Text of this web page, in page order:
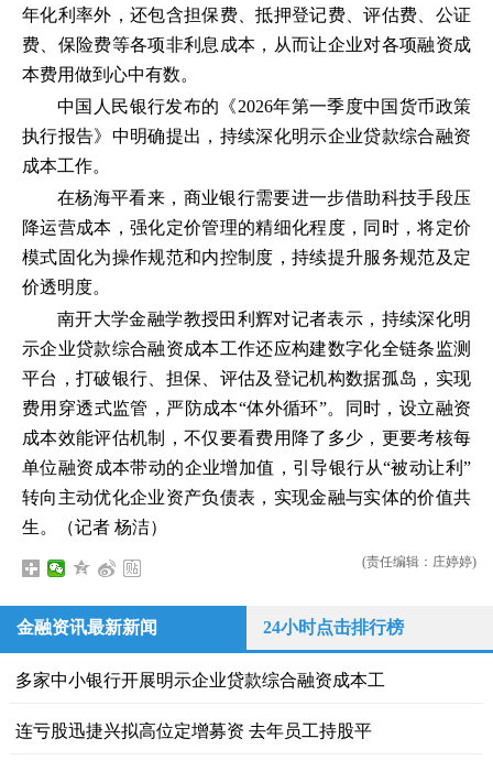
年化利率外，还包含担保费、抵押登记费、评估费、公证
费、保险费等各项非利息成本，从而让企业对各项融资成
本费用做到心中有数。
中国人民银行发布的《2026年第一季度中国货币政策
执行报告》中明确提出，持续深化明示企业贷款综合融资
成本工作。
在杨海平看来，商业银行需要进一步借助科技手段压
降运营成本，强化定价管理的精细化程度，同时，将定价
模式固化为操作规范和内控制度，持续提升服务规范及定
价透明度。
南开大学金融学教授田利辉对记者表示，持续深化明
示企业贷款综合融资成本工作还应构建数字化全链条监测
平台，打破银行、担保、评估及登记机构数据孤岛，实现
费用穿透式监管，严防成本“体外循环”。同时，设立融资
成本效能评估机制，不仅要看费用降了多少，更要考核每
单位融资成本带动的企业增加值，引导银行从“被动让利”
转向主动优化企业资产负债表，实现金融与实体的价值共
生。（记者 杨洁）
(责任编辑：庄婷婷)
金融资讯最新新闻 24小时点击排行榜
多家中小银行开展明示企业贷款综合融资成本工
连亏股迅捷兴拟高位定增募资 去年员工持股平